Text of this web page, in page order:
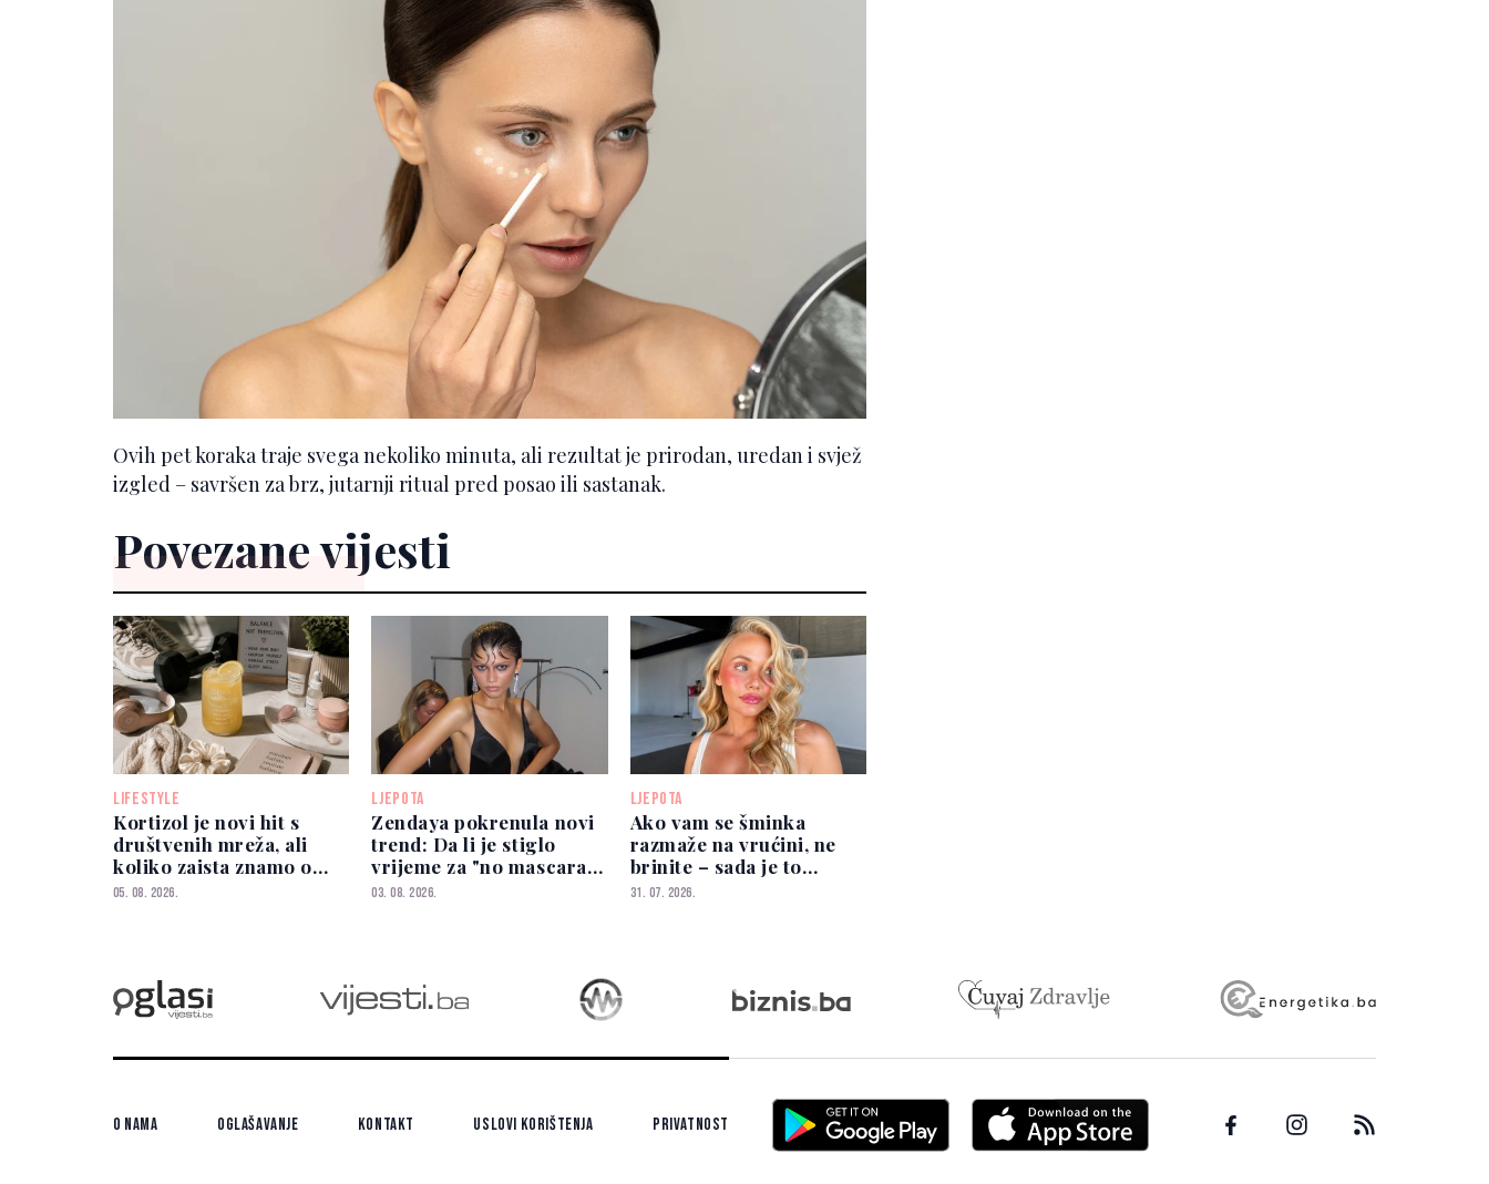
Ovih pet koraka traje svega nekoliko minuta, ali rezultat je prirodan, uredan i svjež
izgled – savršen za brz, jutarnji ritual pred posao ili sastanak.
Povezane vijesti
LIFESTYLE
Kortizol je novi hit s
društvenih mreža, ali
koliko zaista znamo o
njemu?
05. 08. 2026.
LJEPOTA
Zendaya pokrenula novi
trend: Da li je stiglo
vrijeme za "no mascara"
izgled?
03. 08. 2026.
LJEPOTA
Ako vam se šminka
razmaže na vrućini, ne
brinite – sada je to
moderno
31. 07. 2026.
O nama Oglašavanje Kontakt Uslovi korištenja Privatnost